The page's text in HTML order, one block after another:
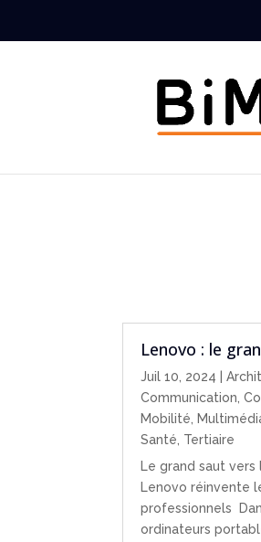
Lenovo : le
Juil 10, 2024 |
Communication ,
Mobilité ,
Santé Tertiaire
Le grand saut vers
Lenovo réinvente
professionnels
ordinateurs